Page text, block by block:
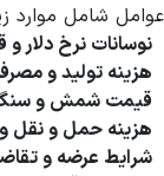
عوامل شامل موارد
نوسانات نرخ دلار
هزینه تولید و
قیمت شمش و سنگ
هزینه حمل و نقل و
شرایط عرضه و تقاضا